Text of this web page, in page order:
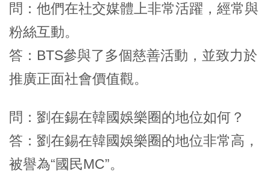
問：他們在社交媒體上非常活躍，經常與
粉絲互動。
答：BTS參與了多個慈善活動，並致力於
推廣正面社會價值觀。
問：劉在錫在韓國娛樂圈的地位如何？
答：劉在錫在韓國娛樂圈的地位非常高，
被譽為“國民MC”。